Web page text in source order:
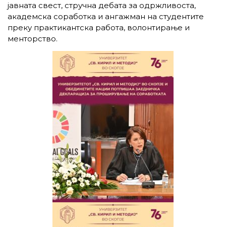
јавната свест, стручна дебата за одржливоста,
академска соработка и ангажман на студентите
преку практикантска работа, волонтирање и
менторство.